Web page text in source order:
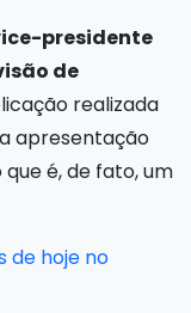
presidente
de
realizada
apresentação
é, de fato, um
de hoje no